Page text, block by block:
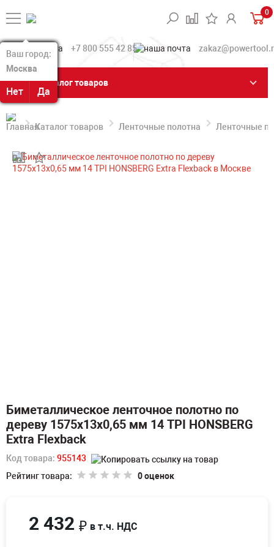
Ваш город:
Москва
Нет Да
Ваш город:
Москва
Нет Да
0
+7 800 555 42 85
Каталог товаров
Каталог товаров Ленточные полотна Ленточные
Биметаллическое ленточное полотно по
дереву 1575х13х0,65 мм 14 TPI HONSBERG
Extra Flexback
Код товара: 955143
Рейтинг товара:
0 оценок
2 432 ₽ в т.ч. НДС